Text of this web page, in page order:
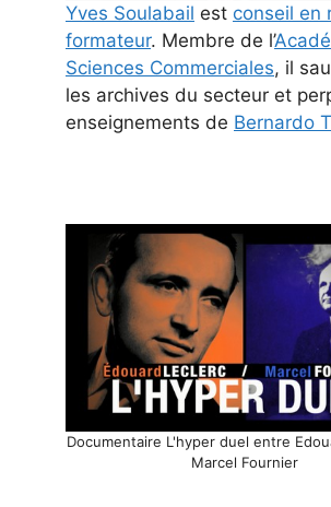
Yves Soulabail est conseil en
formateur. Membre de l’
Sciences Commerciales, il
les archives du secteur et
enseignements de Bernardo
Documentaire L'hyper duel entre
Marcel Fournier